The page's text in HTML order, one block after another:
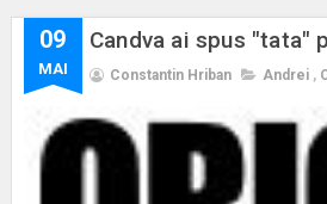
09
MAI
Candva ai spus "tata"
Constantin Hriban Andrei ,